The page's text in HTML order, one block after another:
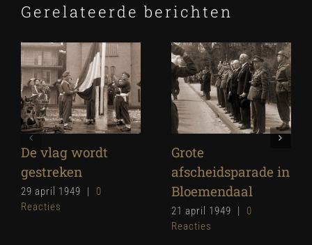
Gerelateerde berichten
De vlag wordt
gestreken
29 april 1949 |
0
Reacties
Grote
afscheidsparade in
Bloemendaal
21 april 1949 |
0
Reacties